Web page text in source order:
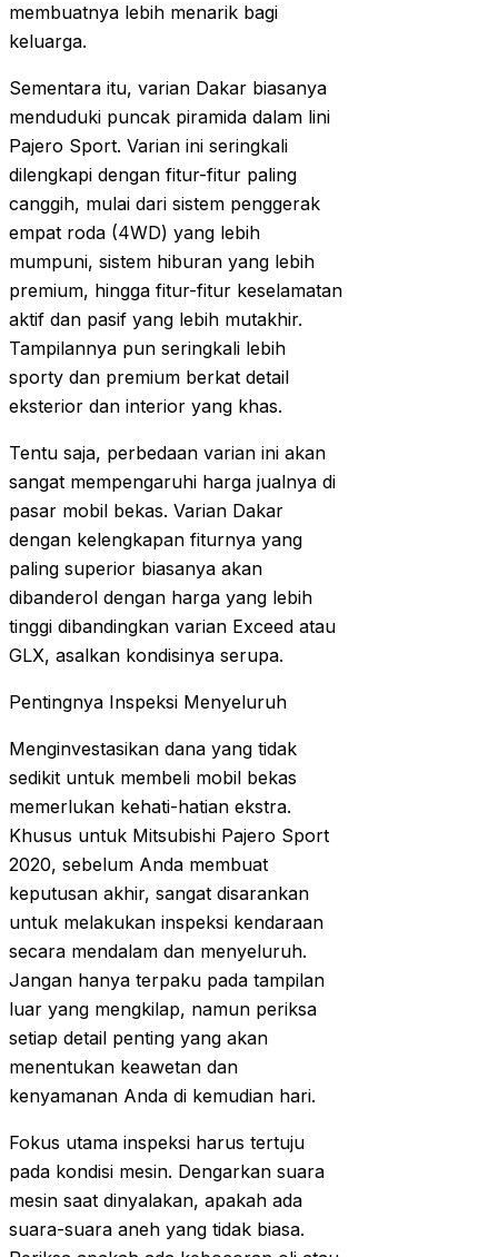
membuatnya lebih menarik bagi
keluarga.
Sementara itu, varian Dakar biasanya
menduduki puncak piramida dalam lini
Pajero Sport. Varian ini seringkali
dilengkapi dengan fitur-fitur paling
canggih, mulai dari sistem penggerak
empat roda (4WD) yang lebih
mumpuni, sistem hiburan yang lebih
premium, hingga fitur-fitur keselamatan
aktif dan pasif yang lebih mutakhir.
Tampilannya pun seringkali lebih
sporty dan premium berkat detail
eksterior dan interior yang khas.
Tentu saja, perbedaan varian ini akan
sangat mempengaruhi harga jualnya di
pasar mobil bekas. Varian Dakar
dengan kelengkapan fiturnya yang
paling superior biasanya akan
dibanderol dengan harga yang lebih
tinggi dibandingkan varian Exceed atau
GLX, asalkan kondisinya serupa.
Pentingnya Inspeksi Menyeluruh
Menginvestasikan dana yang tidak
sedikit untuk membeli mobil bekas
memerlukan kehati-hatian ekstra.
Khusus untuk Mitsubishi Pajero Sport
2020, sebelum Anda membuat
keputusan akhir, sangat disarankan
untuk melakukan inspeksi kendaraan
secara mendalam dan menyeluruh.
Jangan hanya terpaku pada tampilan
luar yang mengkilap, namun periksa
setiap detail penting yang akan
menentukan keawetan dan
kenyamanan Anda di kemudian hari.
Fokus utama inspeksi harus tertuju
pada kondisi mesin. Dengarkan suara
mesin saat dinyalakan, apakah ada
suara-suara aneh yang tidak biasa.